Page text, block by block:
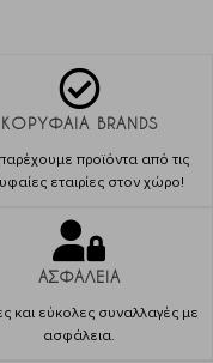
ΚΟΡΥΦΑΙΑ BRANDS
προϊόντα από τις
εταιρίες στον χώρο!
ΑΣΦΑΛΕΙΑ
και εύκολες συναλλαγές με
ασφάλεια.